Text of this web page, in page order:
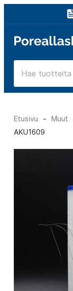
sisältöön
Poreallashuolto
Etusivu - Muut
AKU1609